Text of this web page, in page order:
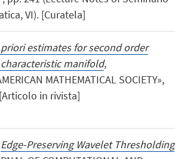
VI). [Curatela]
estimates for second order
manifold,
MATHEMATICAL SOCIETY»,
in rivista]
Edge-Preserving Wavelet Thresholding